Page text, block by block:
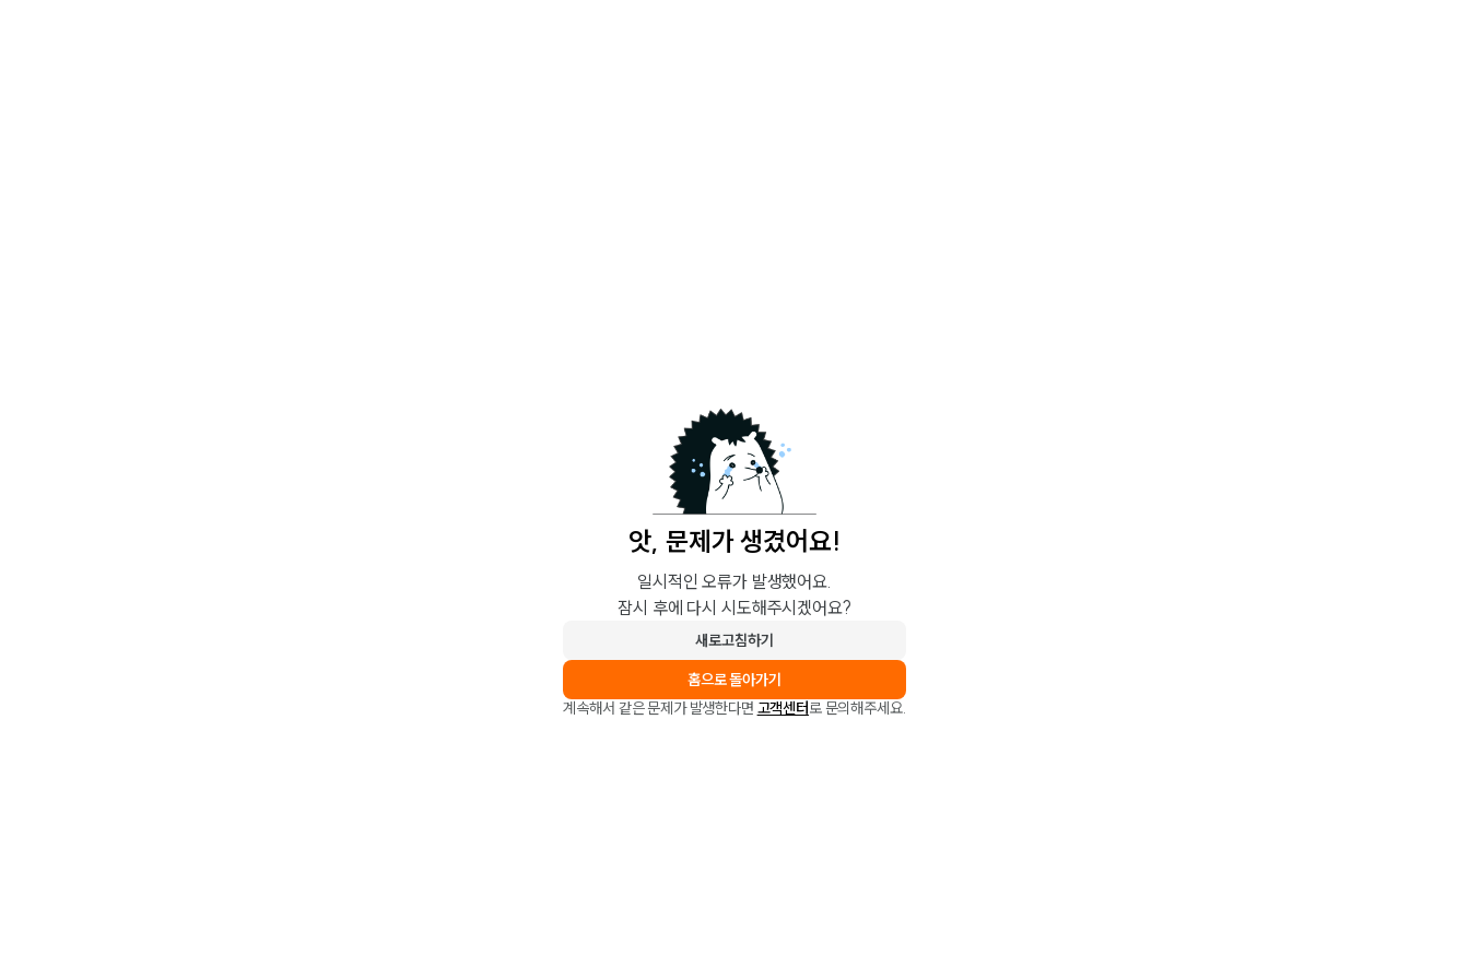
앗, 문제가 생겼어요!
일시적인 오류가 발생했어요.
잠시 후에 다시 시도해주시겠어요?
새로고침하기
홈으로 돌아가기
계속해서 같은 문제가 발생한다면 고객센터로 문의해주세요.